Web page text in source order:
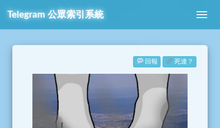
Telegram 公眾索引系統
回報 死連？